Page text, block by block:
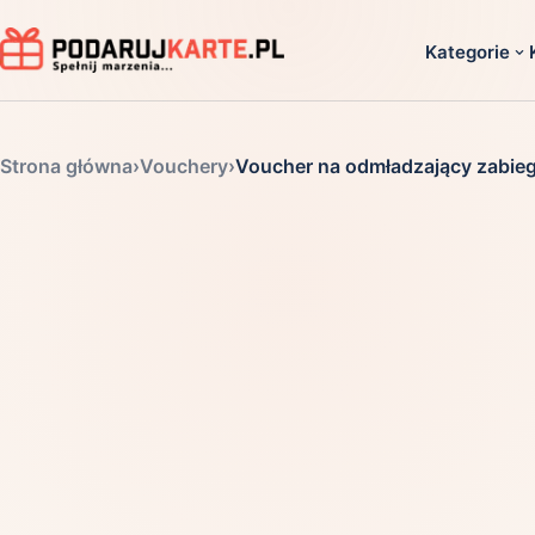
Kategorie
Strona główna›Vouchery›Voucher na odmładzający